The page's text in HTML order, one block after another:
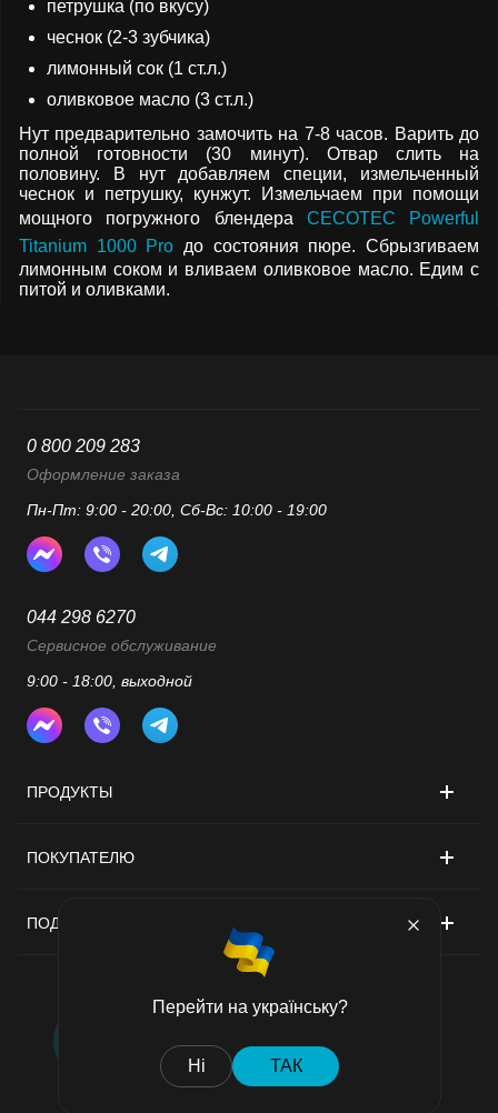
Перейти на українську?
Ні ТАК
петрушка (по вкусу)
чеснок (2-3 зубчика)
лимонный сок (1 ст.л.)
оливковое масло (3 ст.л.)
Нут предварительно замочить на 7-8 часов. Варить до
полной готовности (30 минут). Отвар слить на
половину. В нут добавляем специи, измельченный
чеснок и петрушку, кунжут. Измельчаем при помощи
мощного погружного блендера CECOTEC Powerful
Titanium 1000 Pro до состояния пюре. Сбрызгиваем
лимонным соком и вливаем оливковое масло. Едим с
питой и оливками.
ПРОДУКТЫ
ПОКУПАТЕЛЮ
ПОДДЕРЖКА
0 800 209 283
Оформление заказа
Пн-Пт: 9:00 - 20:00, Сб-Вс: 10:00 - 19:00
044 298 6270
Сервисное обслуживание
9:00 - 18:00, выходной
Договор публичной оферты